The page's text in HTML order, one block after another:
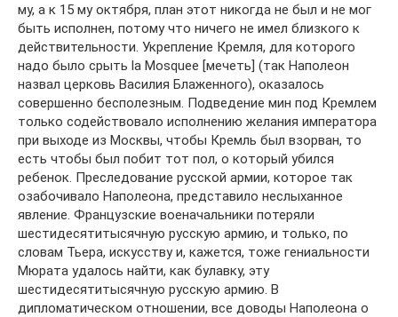
му, а к 15 му октября, план этот никогда не был и не мог
быть исполнен, потому что ничего не имел близкого к
действительности. Укрепление Кремля, для которого
надо было срыть la Mosquee [мечеть] (так Наполеон
назвал церковь Василия Блаженного), оказалось
совершенно бесполезным. Подведение мин под Кремлем
только содействовало исполнению желания императора
при выходе из Москвы, чтобы Кремль был взорван, то
есть чтобы был побит тот пол, о который убился
ребенок. Преследование русской армии, которое так
озабочивало Наполеона, представило неслыханное
явление. Французские военачальники потеряли
шестидесятитысячную русскую армию, и только, по
словам Тьера, искусству и, кажется, тоже гениальности
Мюрата удалось найти, как булавку, эту
шестидесятитысячную русскую армию. В
дипломатическом отношении, все доводы Наполеона о